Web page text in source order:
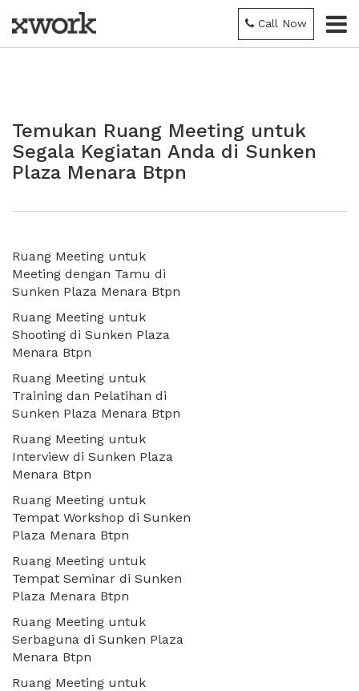
Call Now
Temukan Ruang Meeting untuk
Segala Kegiatan Anda di Sunken
Plaza Menara Btpn
Ruang Meeting untuk
Meeting dengan Tamu di
Sunken Plaza Menara Btpn
Ruang Meeting untuk
Shooting di Sunken Plaza
Menara Btpn
Ruang Meeting untuk
Training dan Pelatihan di
Sunken Plaza Menara Btpn
Ruang Meeting untuk
Interview di Sunken Plaza
Menara Btpn
Ruang Meeting untuk
Tempat Workshop di Sunken
Plaza Menara Btpn
Ruang Meeting untuk
Tempat Seminar di Sunken
Plaza Menara Btpn
Ruang Meeting untuk
Serbaguna di Sunken Plaza
Menara Btpn
Ruang Meeting untuk